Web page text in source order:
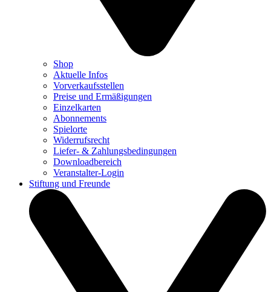
Shop
Aktuelle Infos
Vorverkaufsstellen
Preise und Ermäßigungen
Einzelkarten
Abonnements
Spielorte
Widerrufsrecht
Liefer- & Zahlungsbedingungen
Downloadbereich
Veranstalter-Login
Stiftung und Freunde